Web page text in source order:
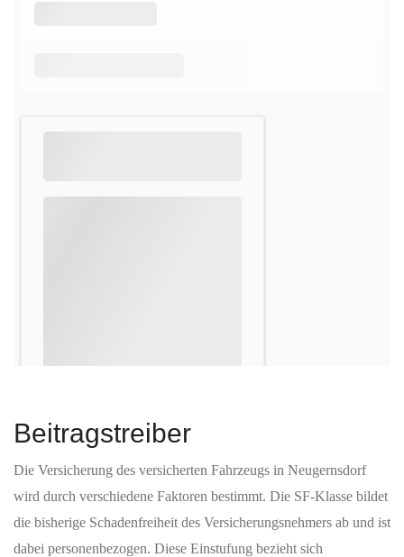
Beitragstreiber
Die Versicherung des versicherten Fahrzeugs in Neugernsdorf
wird durch verschiedene Faktoren bestimmt. Die SF-Klasse bildet
die bisherige Schadenfreiheit des Versicherungsnehmers ab und ist
dabei personenbezogen. Diese Einstufung bezieht sich